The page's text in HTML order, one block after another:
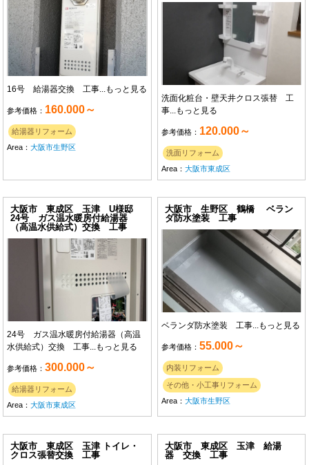
16号 給湯器交換 工事...もっと見る
参考価格： 160.000～
給湯器リフォーム
Area：大阪市生野区
洗面化粧台・壁天井クロス張替 工
事...もっと見る
参考価格： 120.000～
洗面リフォーム
Area：大阪市東成区
大阪市 東成区 玉津 U様邸
24号 ガス温水暖房付給湯器
（高温水供給式）交換 工事
24号 ガス温水暖房付給湯器（高温
水供給式）交換 工事...もっと見る
参考価格：300.000～
給湯器リフォーム
Area：大阪市東成区
大阪市 生野区 鶴橋 ベラン
ダ防水塗装 工事
ベランダ防水塗装 工事...もっと見る
参考価格：55.000～
内装リフォーム
その他・小工事リフォーム
Area：大阪市生野区
大阪市 東成区 玉津 トイレ・
クロス張替交換 工事
大阪市 東成区 玉津 給湯
器 交換 工事